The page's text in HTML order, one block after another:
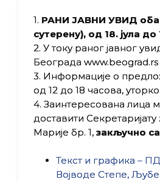
1. РАНИ ЈАВНИ УВИД
сутерену), од 18. јула
2. У току раног јавног
Београда www.beograd.rs
3. Информације о
од 12 до 18 часова,
4. Заинтересована лица
доставити
Марије бр. 1, закључно
Текст и графика –
Војводе Степе,